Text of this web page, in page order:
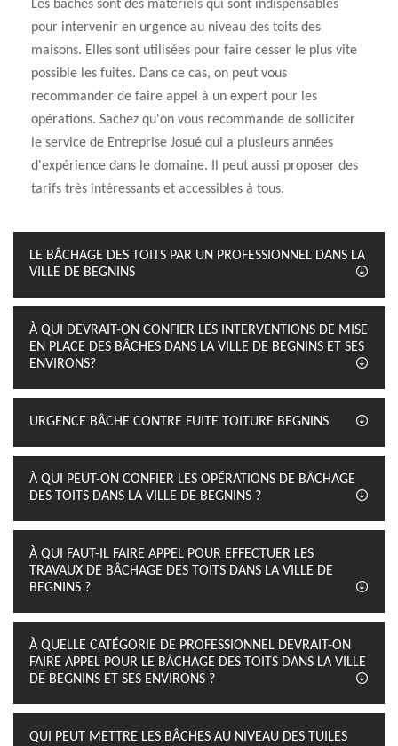
Les bâches sont des matériels qui sont indispensables
pour intervenir en urgence au niveau des toits des
maisons. Elles sont utilisées pour faire cesser le plus vite
possible les fuites. Dans ce cas, on peut vous
recommander de faire appel à un expert pour les
opérations. Sachez qu'on vous recommande de solliciter
le service de Entreprise Josué qui a plusieurs années
d'expérience dans le domaine. Il peut aussi proposer des
tarifs très intéressants et accessibles à tous.
LE BÂCHAGE DES TOITS PAR UN PROFESSIONNEL DANS LA
VILLE DE BEGNINS
À QUI DEVRAIT-ON CONFIER LES INTERVENTIONS DE MISE
EN PLACE DES BÂCHES DANS LA VILLE DE BEGNINS ET SES
ENVIRONS?
URGENCE BÂCHE CONTRE FUITE TOITURE BEGNINS
À QUI PEUT-ON CONFIER LES OPÉRATIONS DE BÂCHAGE
DES TOITS DANS LA VILLE DE BEGNINS ?
À QUI FAUT-IL FAIRE APPEL POUR EFFECTUER LES
TRAVAUX DE BÂCHAGE DES TOITS DANS LA VILLE DE
BEGNINS ?
À QUELLE CATÉGORIE DE PROFESSIONNEL DEVRAIT-ON
FAIRE APPEL POUR LE BÂCHAGE DES TOITS DANS LA VILLE
DE BEGNINS ET SES ENVIRONS ?
QUI PEUT METTRE LES BÂCHES AU NIVEAU DES TUILES